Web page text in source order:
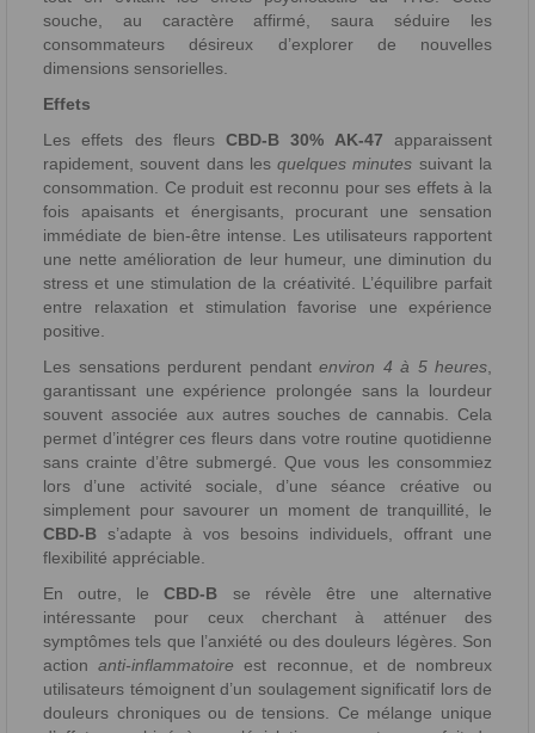
souche, au caractère affirmé, saura séduire les
consommateurs désireux d’explorer de nouvelles
dimensions sensorielles.
Effets
Les effets des fleursCBD-B 30% AK-47 apparaissent
rapidement, souvent dans lesquelques minutes suivant la
consommation. Ce produit est reconnu pour ses effets à la
fois apaisants et énergisants, procurant une sensation
immédiate de bien-être intense. Les utilisateurs rapportent
une nette amélioration de leur humeur, une diminution du
stress et une stimulation de la créativité. L’équilibre parfait
entre relaxation et stimulation favorise une expérience
positive.
Les sensations perdurent pendant environ 4 à 5 heures
garantissant une expérience prolongée sans la lourdeur
souvent associée aux autres souches de cannabis. Cela
permet d’intégrer ces fleurs dans votre routine quotidienne
sans crainte d’être submergé. Que vous les consommiez
lors d’une activité sociale, d’une séance créative ou
simplement pour savourer un moment de tranquillité, le
CBD-B s’adapte à vos besoins individuels, offrant une
flexibilité appréciable.
En outre, leCBD-B se révèle être une alternative
intéressante pour ceux cherchant à atténuer des
symptômes tels que l’anxiété ou des douleurs légères. Son
actionanti-inflammatoire est reconnue, et de nombreux
utilisateurs témoignent d’un soulagement significatif lors de
douleurs chroniques ou de tensions. Ce mélange unique